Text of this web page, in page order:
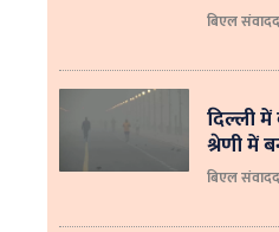
बिएल
दिल्ली में
श्रेणी में
बिएल